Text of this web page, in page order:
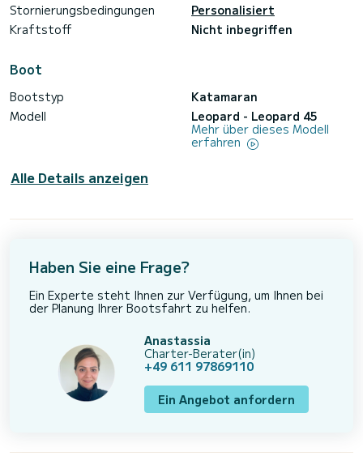
Stornierungsbedingungen
Personalisiert
Kraftstoff
Nicht inbegriffen
Boot
Bootstyp
Katamaran
Modell
Leopard - Leopard 45
Mehr über dieses Modell
erfahren
Alle Details anzeigen
Haben Sie eine Frage?
Ein Experte steht Ihnen zur Verfügung, um Ihnen bei
der Planung Ihrer Bootsfahrt zu helfen.
Anastassia
Charter-Berater(in)
+49 611 97869110
Ein Angebot anfordern